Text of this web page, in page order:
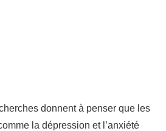
donnent à penser que les
la dépression et l’anxiété